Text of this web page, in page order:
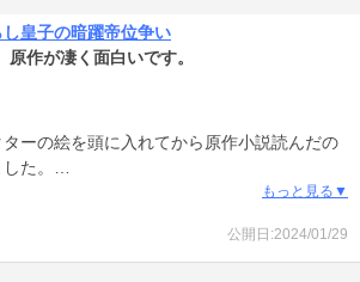
皇子の暗躍帝位争い
原作が凄く面白いです。
ーの絵を頭に入れてから原作小説読んだの
た。
が、漫画も最後まで書いて欲しいところで
もっと見る▼
公開日:2024/01/29